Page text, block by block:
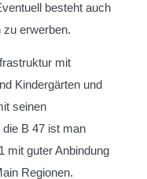
besteht auch
zu erwerben.
mit
Kindergärten und
seinen
B 47 ist man
mit guter Anbindung
Regionen.